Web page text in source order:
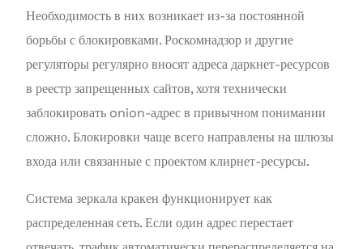
Необходимость в них возникает из-за постоянной
борьбы с блокировками. Роскомнадзор и другие
регуляторы регулярно вносят адреса даркнет-ресурсов
в реестр запрещенных сайтов, хотя технически
заблокировать onion-адрес в привычном понимании
сложно. Блокировки чаще всего направлены на шлюзы
входа или связанные с проектом клирнет-ресурсы.
Система зеркала кракен функционирует как
распределенная сеть. Если один адрес перестает